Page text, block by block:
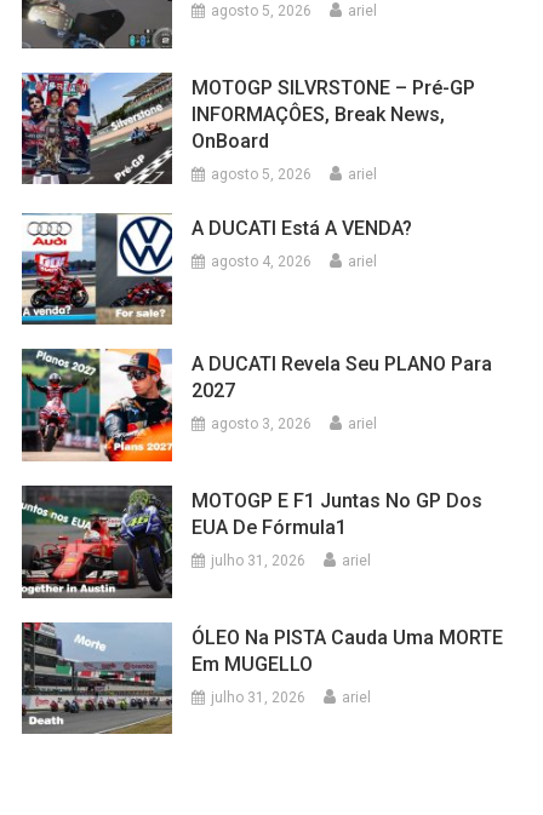
agosto 5, 2026 ariel
MOTOGP SILVRSTONE – Pré-GP
INFORMAÇÔES, Break News,
OnBoard
agosto 5, 2026 ariel
A DUCATI Está A VENDA?
agosto 4, 2026 ariel
A DUCATI Revela Seu PLANO Para
2027
agosto 3, 2026 ariel
MOTOGP E F1 Juntas No GP Dos
EUA De Fórmula1
julho 31, 2026 ariel
ÓLEO Na PISTA Cauda Uma MORTE
Em MUGELLO
julho 31, 2026 ariel